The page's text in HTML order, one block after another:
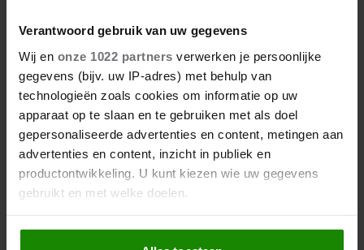
Verantwoord gebruik van uw gegevens
Wij en onze 1022 partners verwerken je persoonlijke
gegevens (bijv. uw IP-adres) met behulp van
technologieën zoals cookies om informatie op uw
apparaat op te slaan en te gebruiken met als doel
gepersonaliseerde advertenties en content, metingen aan
advertenties en content, inzicht in publiek en
productontwikkeling. U kunt kiezen wie uw gegevens
gebruikt en met welke doelen.
Als u het toestaat, willen we ook graag:
4 tips voor een makkelijk
kerstdiner
ingezakt? Of weigert een van je gasten nog iets te eten